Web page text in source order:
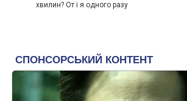
хвилин? От і я одного разу